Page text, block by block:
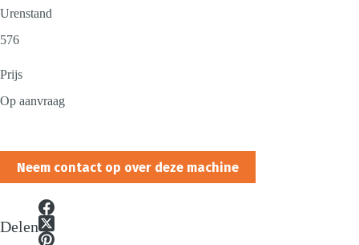
Urenstand
576
Prijs
Op aanvraag
Neem contact op over deze machine
Delen